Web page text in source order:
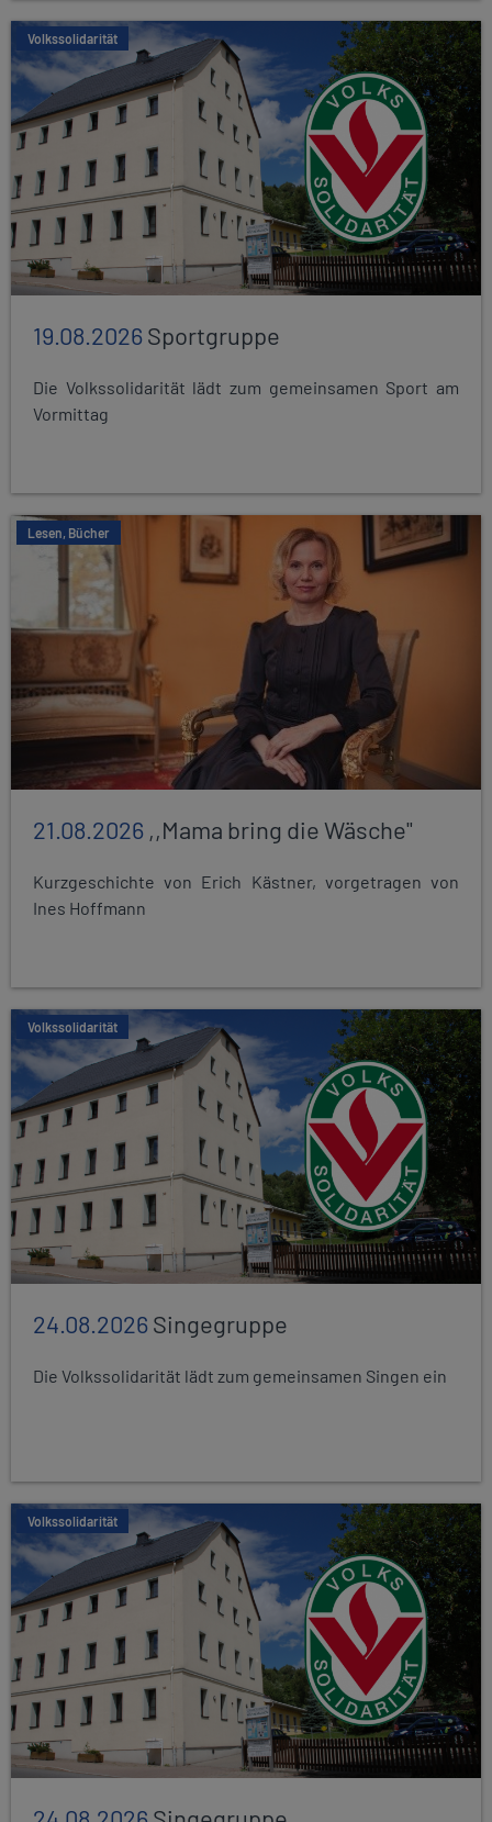
Volkssolidarität
19.08.2026Sportgruppe
Die Volkssolidarität lädt zum gemeinsamen Sport am
Vormittag
Lesen, Bücher
21.08.2026 ,,Mama bring die Wäsche"
Kurzgeschichte von Erich Kästner, vorgetragen von
Ines Hoffmann
Volkssolidarität
24.08.2026Singegruppe
Die Volkssolidarität lädt zum gemeinsamen Singen ein
Volkssolidarität